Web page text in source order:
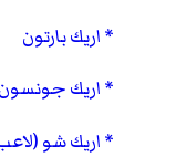
اريك بارتون
اريك
اريك شو